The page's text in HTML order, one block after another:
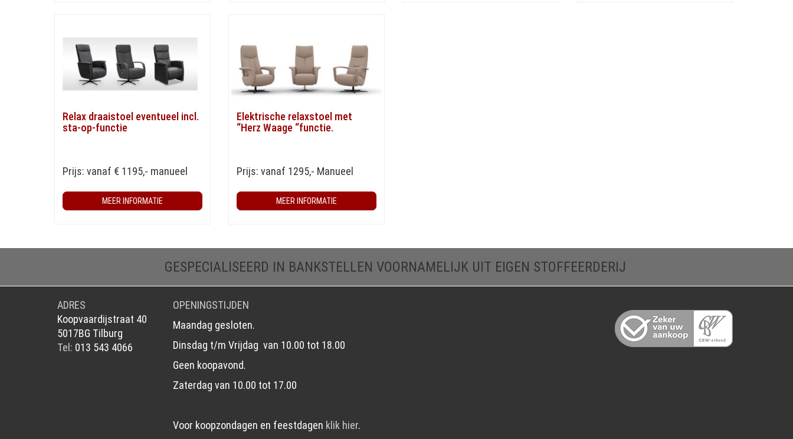
Relax draaistoel eventueel incl.
sta-op-functie
Prijs: vanaf € 1195,- manueel
MEER INFORMATIE
Elektrische relaxstoel met
“Herz Waage “functie.
Prijs: vanaf 1295,- Manueel
MEER INFORMATIE
GESPECIALISEERD IN BANKSTELLEN VOORNAMELIJK UIT EIGEN STOFFEERDERIJ
ADRES
Koopvaardijstraat 40
5017BG Tilburg
Tel: 013 543 4066
OPENINGSTIJDEN
Maandag gesloten.
Dinsdag t/m Vrijdag van 10.00 tot 18.00
Geen koopavond.
Zaterdag van 10.00 tot 17.00
Voor koopzondagen en feestdagen klik hier.